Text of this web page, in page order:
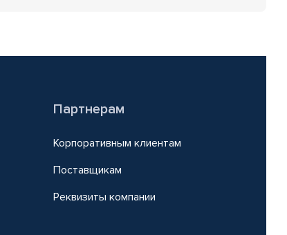
Партнерам
Корпоративным клиентам
Поставщикам
Реквизиты компании